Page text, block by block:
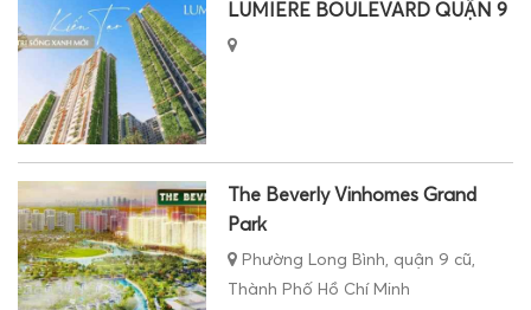
LUMIERE BOULEVARD QUẬN 9
The Beverly Vinhomes Grand
Park
Phường Long Bình, quận 9 cũ,
Thành Phố Hồ Chí Minh